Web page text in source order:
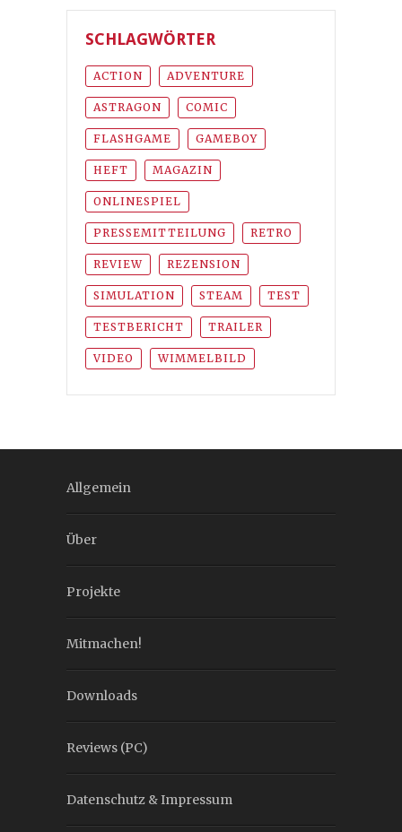
SCHLAGWÖRTER
ACTION ADVENTURE
ASTRAGON COMIC
FLASHGAME GAMEBOY
HEFT MAGAZIN
ONLINESPIEL
PRESSEMITTEILUNG RETRO
REVIEW REZENSION
SIMULATION STEAM TEST
TESTBERICHT TRAILER
VIDEO WIMMELBILD
Allgemein
Über
Projekte
Mitmachen!
Downloads
Reviews (PC)
Datenschutz & Impressum